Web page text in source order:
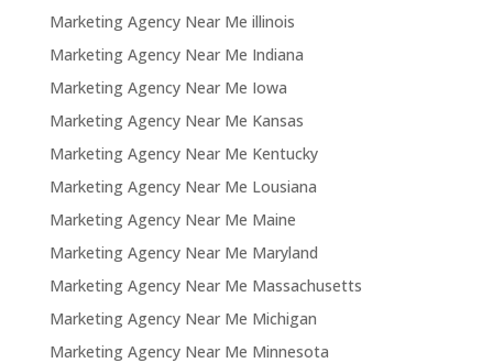
Marketing Agency Near Me illinois
Marketing Agency Near Me Indiana
Marketing Agency Near Me Iowa
Marketing Agency Near Me Kansas
Marketing Agency Near Me Kentucky
Marketing Agency Near Me Lousiana
Marketing Agency Near Me Maine
Marketing Agency Near Me Maryland
Marketing Agency Near Me Massachusetts
Marketing Agency Near Me Michigan
Marketing Agency Near Me Minnesota